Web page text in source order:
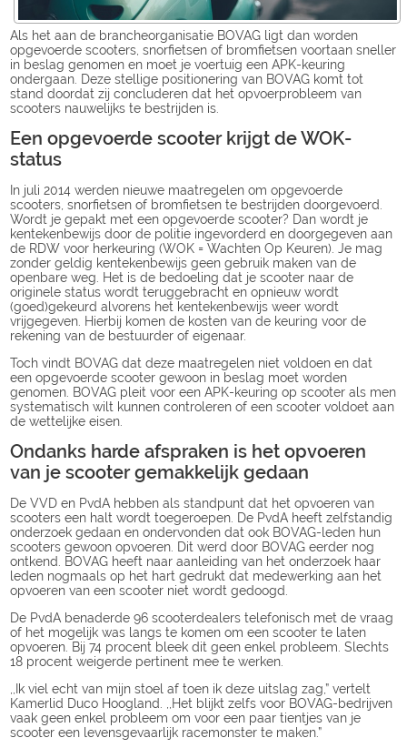
Als het aan de brancheorganisatie BOVAG ligt dan worden
opgevoerde scooters, snorfietsen of bromfietsen voortaan sneller
in beslag genomen en moet je voertuig een APK-keuring
ondergaan. Deze stellige positionering van BOVAG komt tot
stand doordat zij concluderen dat het opvoerprobleem van
scooters nauwelijks te bestrijden is.
Een opgevoerde scooter krijgt de WOK-
status
In juli 2014 werden nieuwe maatregelen om opgevoerde
scooters, snorfietsen of bromfietsen te bestrijden doorgevoerd.
Wordt je gepakt met een opgevoerde scooter? Dan wordt je
kentekenbewijs door de politie ingevorderd en doorgegeven aan
de RDW voor herkeuring (WOK = Wachten Op Keuren). Je mag
zonder geldig kentekenbewijs geen gebruik maken van de
openbare weg. Het is de bedoeling dat je scooter naar de
originele status wordt teruggebracht en opnieuw wordt
(goed)gekeurd alvorens het kentekenbewijs weer wordt
vrijgegeven. Hierbij komen de kosten van de keuring voor de
rekening van de bestuurder of eigenaar.
Toch vindt BOVAG dat deze maatregelen niet voldoen en dat
een opgevoerde scooter gewoon in beslag moet worden
genomen. BOVAG pleit voor een APK-keuring op scooter als men
systematisch wilt kunnen controleren of een scooter voldoet aan
de wettelijke eisen.
Ondanks harde afspraken is het opvoeren
van je scooter gemakkelijk gedaan
De VVD en PvdA hebben als standpunt dat het opvoeren van
scooters een halt wordt toegeroepen. De PvdA heeft zelfstandig
onderzoek gedaan en ondervonden dat ook BOVAG-leden hun
scooters gewoon opvoeren. Dit werd door BOVAG eerder nog
ontkend. BOVAG heeft naar aanleiding van het onderzoek haar
leden nogmaals op het hart gedrukt dat medewerking aan het
opvoeren van een scooter niet wordt gedoogd.
De PvdA benaderde 96 scooterdealers telefonisch met de vraag
of het mogelijk was langs te komen om een scooter te laten
opvoeren. Bij 74 procent bleek dit geen enkel probleem. Slechts
18 procent weigerde pertinent mee te werken.
,,Ik viel echt van mijn stoel af toen ik deze uitslag zag,” vertelt
Kamerlid Duco Hoogland. ,,Het blijkt zelfs voor BOVAG-bedrijven
vaak geen enkel probleem om voor een paar tientjes van je
scooter een levensgevaarlijk racemonster te maken.”